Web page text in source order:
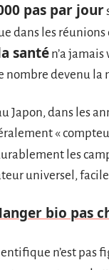
pas par jour
dans les
santé n’a
nombre devenu la
Japon, dans les
«
les
universel,
bio pas
n’est pas